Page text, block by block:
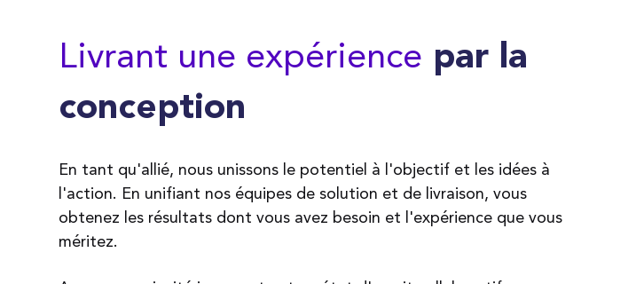
Livrant une expérience par la
conception
En tant qu'allié, nous unissons le potentiel à l'objectif et les idées à
l'action. En unifiant nos équipes de solution et de livraison, vous
obtenez les résultats dont vous avez besoin et l'expérience que vous
méritez.